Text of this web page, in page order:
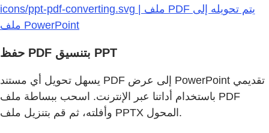
icons/ppt-pdf-converting.svg | ملف PDF يتم تحويله إلى
ملف PowerPoint
حفظ PDF بتنسيق PPT
يسهل تحويل أي مستند PDF إلى عرض PowerPoint تقديمي
باستخدام أداتنا عبر الإنترنت. اسحب ببساطة ملف PDF
وأفلته، ثم قم بتنزيل ملف PPTX المحول.